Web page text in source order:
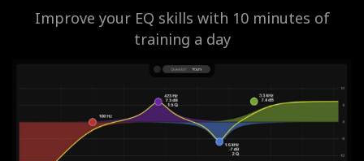
Improve your EQ skills with 10 minutes of
training a day